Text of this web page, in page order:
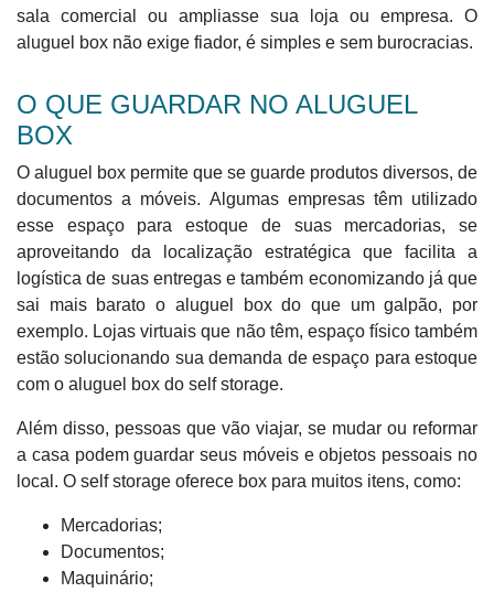
sala comercial ou ampliasse sua loja ou empresa. O
aluguel box não exige fiador, é simples e sem burocracias.
O QUE GUARDAR NO ALUGUEL
BOX
O aluguel box permite que se guarde produtos diversos, de
documentos a móveis. Algumas empresas têm utilizado
esse espaço para estoque de suas mercadorias, se
aproveitando da localização estratégica que facilita a
logística de suas entregas e também economizando já que
sai mais barato o aluguel box do que um galpão, por
exemplo. Lojas virtuais que não têm, espaço físico também
estão solucionando sua demanda de espaço para estoque
com o aluguel box do self storage.
Além disso, pessoas que vão viajar, se mudar ou reformar
a casa podem guardar seus móveis e objetos pessoais no
local. O self storage oferece box para muitos itens, como:
Mercadorias;
Documentos;
Maquinário;